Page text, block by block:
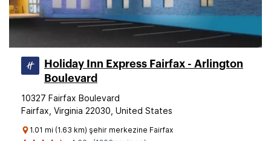
Holiday Inn Express Fairfax - Arlington
Boulevard
10327 Fairfax Boulevard
Fairfax, Virginia 22030, United States
1.01 mi (1.63 km) şehir merkezine Fairfax